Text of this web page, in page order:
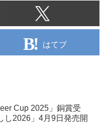
はてブ
Cup 2025」銅賞受
し2026」4月9日発売開